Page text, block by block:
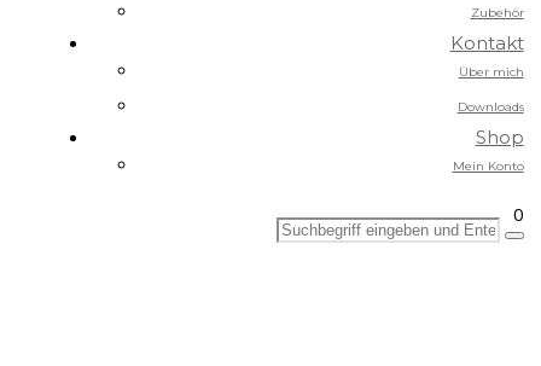
Zubehör
Kontakt
Über mich
Downloads
Shop
Mein Konto
0